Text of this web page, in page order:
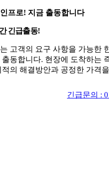
프로! 지금 출동합니다
긴급출동!
고객의 요구 사항을 가능한
출동합니다. 현장에 도착하는
적의 해결방안과 공정한 가격
긴급문의 :